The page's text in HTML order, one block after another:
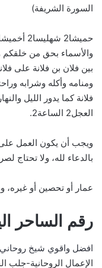
السورة الشريفة)
والأسماء بحق من خلقكم
بين فلان بن فلانة على
ومنامه وأكله وشرابه
العجل2 الساعة2.
ويجب أن يكون العمل على
بالدعاء لله، ولا تحتاج
عمار أو تحصين أو
رقم الساحر
افضل واقوي شيخ روحاني
الإعمال الروحانية-جلب